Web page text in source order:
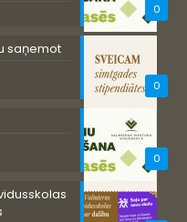
0
0
saņemot
0